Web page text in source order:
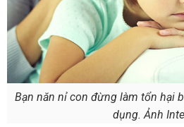
Bạn năn nỉ con đừng làm tổn hại
dụng. Ảnh